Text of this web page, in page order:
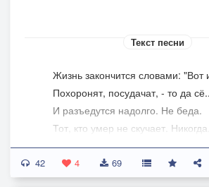
Текст песни
Жизнь закончится словами:
Похоронят, посудачат, - то да
И разъедутся надолго. Не беда.
Тот, кто умер не скучает. Никогда.
Тот, кто умер и другие до него,
Не боятся, после смерти, ничего.
42 4 69